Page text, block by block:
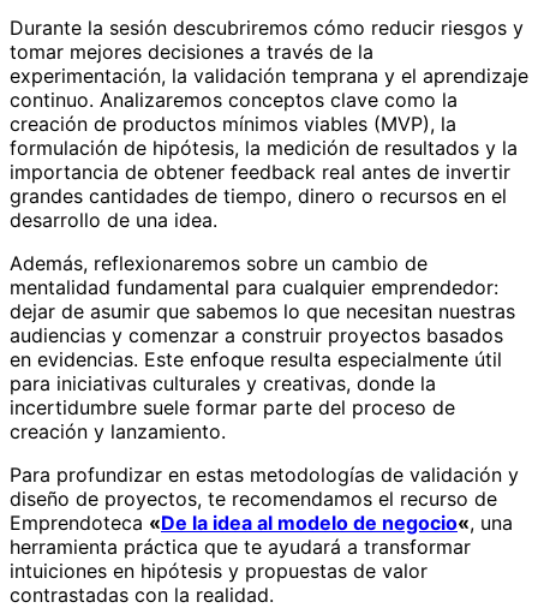
Durante la sesión descubriremos cómo reducir riesgos y
tomar mejores decisiones a través de la
experimentación, la validación temprana y el aprendizaje
continuo. Analizaremos conceptos clave como la
creación de productos mínimos viables (MVP), la
formulación de hipótesis, la medición de resultados y la
importancia de obtener feedback real antes de invertir
grandes cantidades de tiempo, dinero o recursos en el
desarrollo de una idea.
Además, reflexionaremos sobre un cambio de
mentalidad fundamental para cualquier emprendedor:
dejar de asumir que sabemos lo que necesitan nuestras
audiencias y comenzar a construir proyectos basados
en evidencias. Este enfoque resulta especialmente útil
para iniciativas culturales y creativas, donde la
incertidumbre suele formar parte del proceso de
creación y lanzamiento.
Para profundizar en estas metodologías de validación y
diseño de proyectos, te recomendamos el recurso de
Emprendoteca «De la idea al modelo de negocio«, una
herramienta práctica que te ayudará a transformar
intuiciones en hipótesis y propuestas de valor
contrastadas con la realidad.